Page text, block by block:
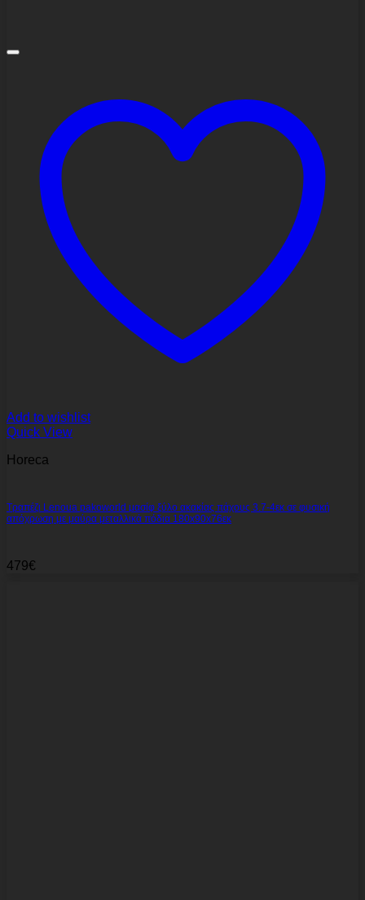
Add to wishlist
Quick View
Horeca
Τραπέζι Lenoua pakoworld μασίφ ξύλο ακακίας πάχους 3.7-4εκ σε φυσική
απόχρωση με μαύρα μεταλλικά πόδια 180x90x76εκ
479€